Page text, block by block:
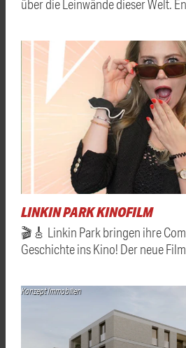
über die Leinwände dieser Welt.
LINKIN PARK KINOFILM
🎬🎸 Linkin Park bringen ihre
Geschichte ins Kino! Der neue
Konzept Immobilien